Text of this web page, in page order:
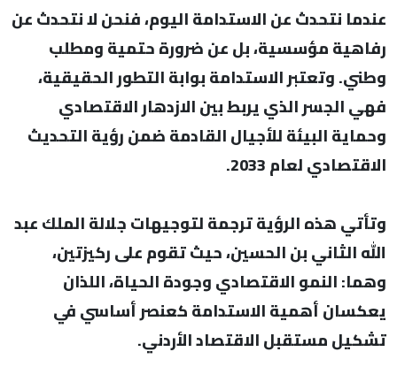
عندما نتحدث عن الاستدامة اليوم، فنحن لا نتحدث عن
رفاهية مؤسسية، بل عن ضرورة حتمية ومطلب
وطني. وتعتبر الاستدامة بوابة التطور الحقيقية،
فهي الجسر الذي يربط بين الازدهار الاقتصادي
وحماية البيئة للأجيال القادمة ضمن رؤية التحديث
الاقتصادي لعام 2033.
وتأتي هذه الرؤية ترجمة لتوجيهات جلالة الملك عبد
الله الثاني بن الحسين، حيث تقوم على ركيزتين،
وهما: النمو الاقتصادي وجودة الحياة، اللذان
يعكسان أهمية الاستدامة كعنصر أساسي في
تشكيل مستقبل الاقتصاد الأردني.